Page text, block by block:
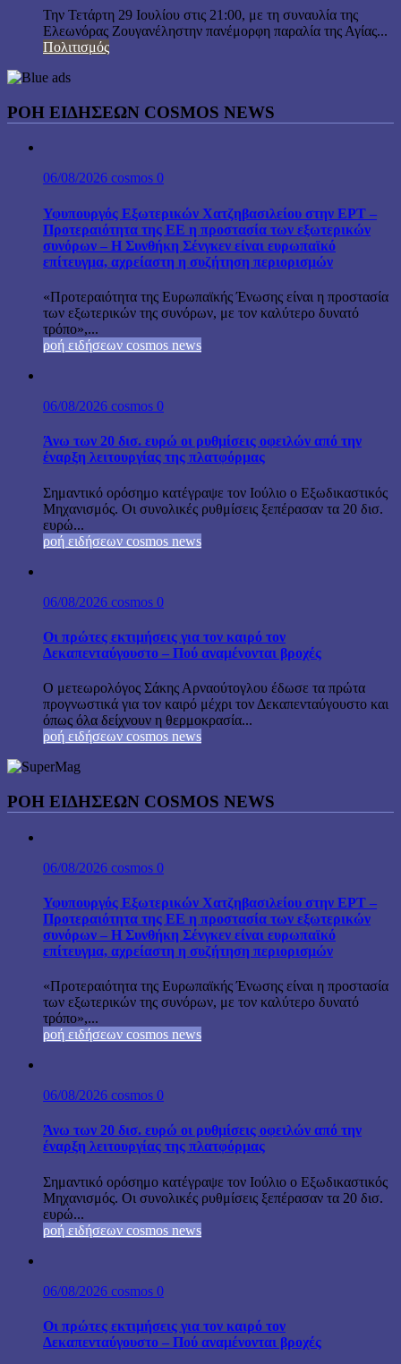
Την Τετάρτη 29 Ιουλίου στις 21:00, με τη συναυλία της
Ελεωνόρας Ζουγανέληστην πανέμορφη παραλία της Αγίας...
Πολιτισμός
ΡΟΗ ΕΙΔΗΣΕΩΝ COSMOS NEWS
06/08/2026 cosmos 0
Υφυπουργός Εξωτερικών Χατζηβασιλείου στην ΕΡΤ –
Προτεραιότητα της ΕΕ η προστασία των εξωτερικών
συνόρων – Η Συνθήκη Σένγκεν είναι ευρωπαϊκό
επίτευγμα, αχρείαστη η συζήτηση περιορισμών
«Προτεραιότητα της Ευρωπαϊκής Ένωσης είναι η προστασία
των εξωτερικών της συνόρων, με τον καλύτερο δυνατό
τρόπο»,...
ροή ειδήσεων cosmos news
06/08/2026 cosmos 0
Άνω των 20 δισ. ευρώ οι ρυθμίσεις οφειλών από την
έναρξη λειτουργίας της πλατφόρμας
Σημαντικό ορόσημο κατέγραψε τον Ιούλιο ο Εξωδικαστικός
Μηχανισμός. Οι συνολικές ρυθμίσεις ξεπέρασαν τα 20 δισ.
ευρώ...
ροή ειδήσεων cosmos news
06/08/2026 cosmos 0
Οι πρώτες εκτιμήσεις για τον καιρό τον
Δεκαπενταύγουστο – Πού αναμένονται βροχές
Ο μετεωρολόγος Σάκης Αρναούτογλου έδωσε τα πρώτα
προγνωστικά για τον καιρό μέχρι τον Δεκαπενταύγουστο και
όπως όλα δείχνουν η θερμοκρασία...
ροή ειδήσεων cosmos news
ΡΟΉ ΕΙΔΉΣΕΩΝ COSMOS NEWS
06/08/2026 cosmos 0
Υφυπουργός Εξωτερικών Χατζηβασιλείου στην ΕΡΤ –
Προτεραιότητα της ΕΕ η προστασία των εξωτερικών
συνόρων – Η Συνθήκη Σένγκεν είναι ευρωπαϊκό
επίτευγμα, αχρείαστη η συζήτηση περιορισμών
«Προτεραιότητα της Ευρωπαϊκής Ένωσης είναι η προστασία
των εξωτερικών της συνόρων, με τον καλύτερο δυνατό
τρόπο»,...
ροή ειδήσεων cosmos news
06/08/2026 cosmos 0
Άνω των 20 δισ. ευρώ οι ρυθμίσεις οφειλών από την
έναρξη λειτουργίας της πλατφόρμας
Σημαντικό ορόσημο κατέγραψε τον Ιούλιο ο Εξωδικαστικός
Μηχανισμός. Οι συνολικές ρυθμίσεις ξεπέρασαν τα 20 δισ.
ευρώ...
ροή ειδήσεων cosmos news
06/08/2026 cosmos 0
Οι πρώτες εκτιμήσεις για τον καιρό τον
Δεκαπενταύγουστο – Πού αναμένονται βροχές